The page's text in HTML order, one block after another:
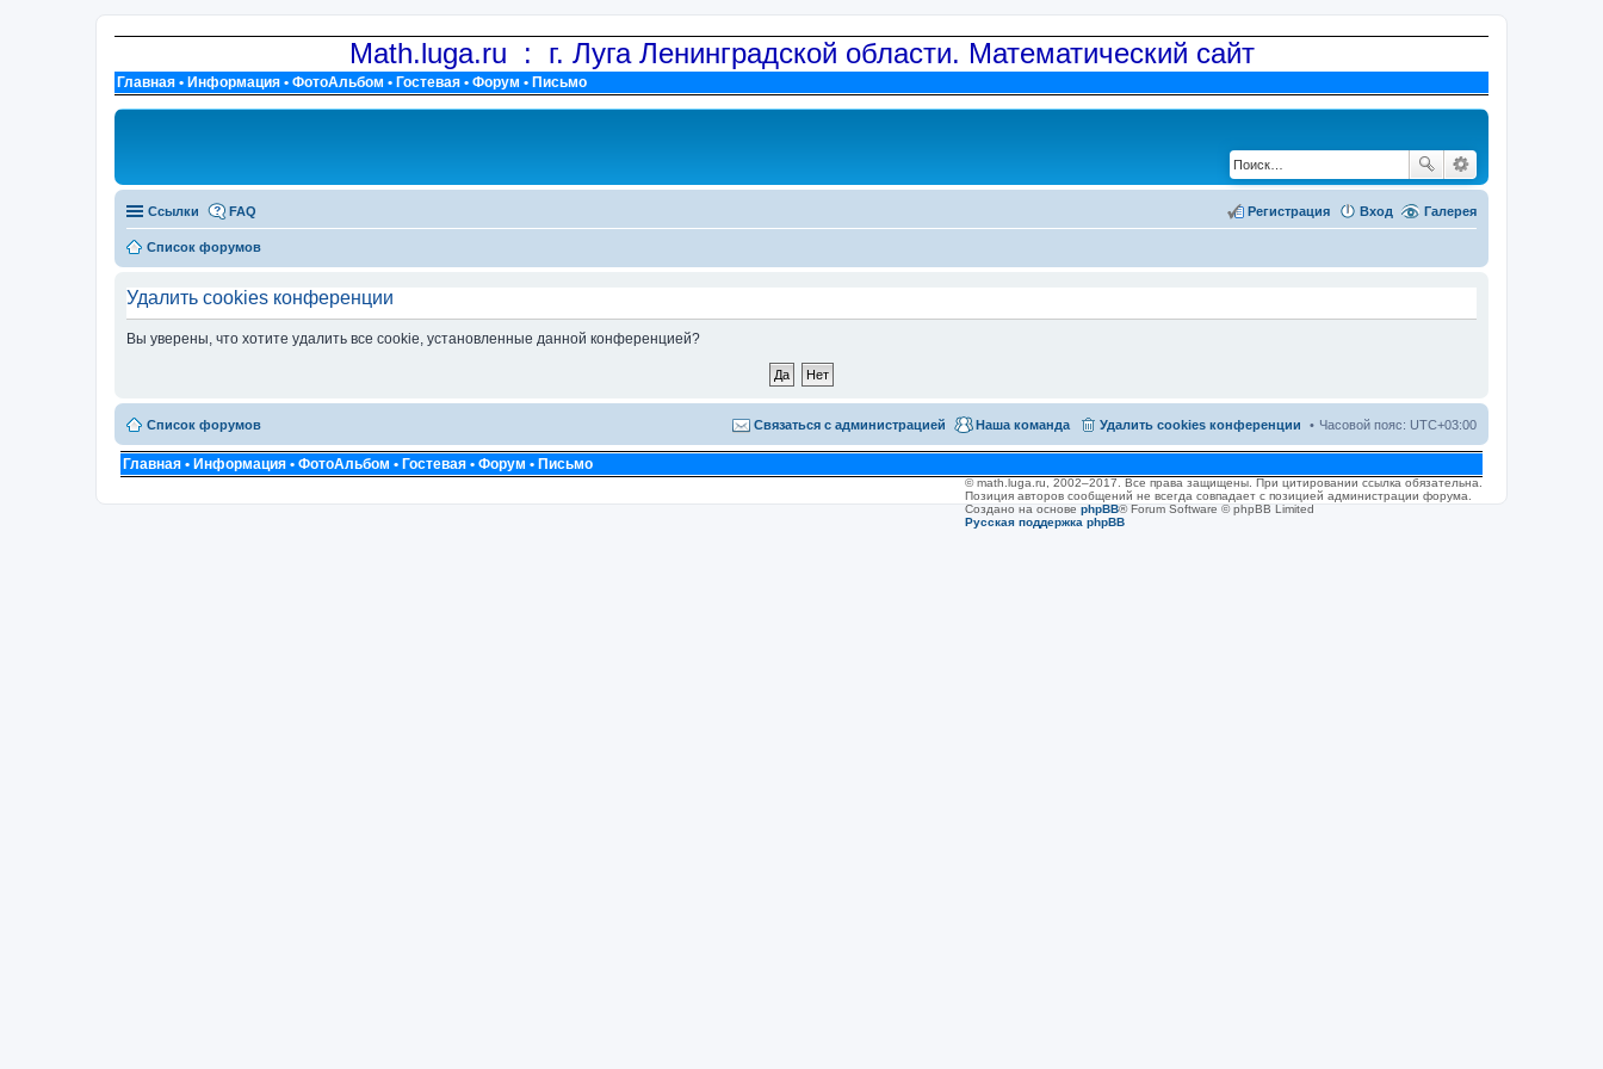
Math.luga.ru : г. Луга Ленинградской области. Математический сайт
Главная • Информация • ФотоАльбом • Гостевая • Форум • Письмо
Ссылки Галерея
FAQ Вход
Регистрация
Список форумов
Удалить cookies конференции
Вы уверены, что хотите удалить все cookie, установленные данной конференцией?
Список форумов Часовой пояс: UTC+03:00
Удалить cookies конференции
Наша команда
Связаться с администрацией
Главная • Информация • ФотоАльбом • Гостевая • Форум • Письмо
© math.luga.ru, 2002–2017. Все права защищены. При цитировании ссылка обязательна.
Позиция авторов сообщений не всегда совпадает с позицией администрации форума.
Создано на основе phpBB® Forum Software © phpBB Limited
Русская поддержка phpBB